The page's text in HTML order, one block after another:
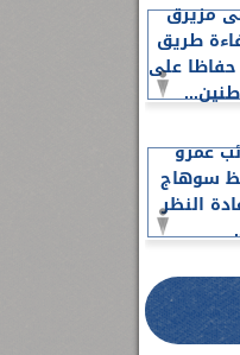
مزيرق
طريق
حفاظا على
عمرو
سوهاج
النظر